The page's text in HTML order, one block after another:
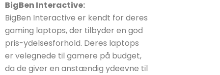
BigBen Interactive:
BigBen Interactive er kendt for deres
gaming laptops, der tilbyder en god
pris-ydelsesforhold. Deres laptops
er velegnede til gamere på budget,
da de giver en anstændig ydeevne til